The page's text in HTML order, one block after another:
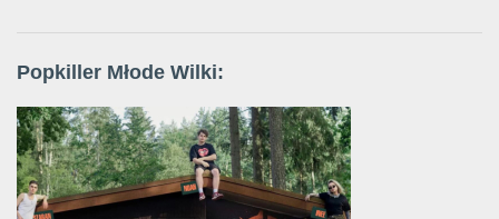
Popkiller Młode Wilki: